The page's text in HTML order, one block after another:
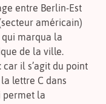
entre Berlin-Est
américain)
marqua la
de la ville.
il s’agit du point
lettre C dans
permet la